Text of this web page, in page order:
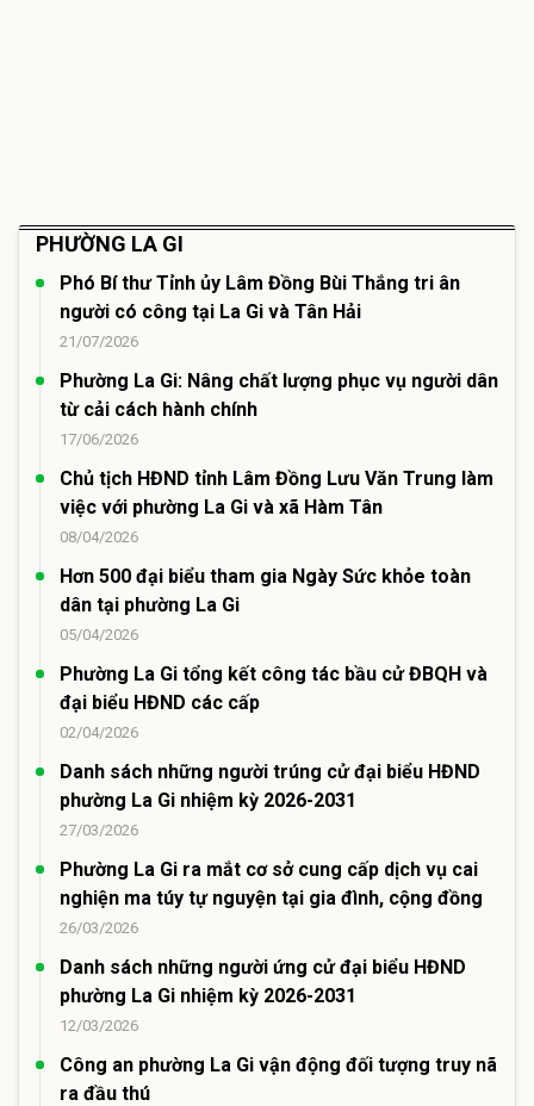
PHƯỜNG LA GI
Phó Bí thư Tỉnh ủy Lâm Đồng Bùi Thắng tri ân
người có công tại La Gi và Tân Hải
21/07/2026
Phường La Gi: Nâng chất lượng phục vụ người dân
từ cải cách hành chính
17/06/2026
Chủ tịch HĐND tỉnh Lâm Đồng Lưu Văn Trung làm
việc với phường La Gi và xã Hàm Tân
08/04/2026
Hơn 500 đại biểu tham gia Ngày Sức khỏe toàn
dân tại phường La Gi
05/04/2026
Phường La Gi tổng kết công tác bầu cử ĐBQH và
đại biểu HĐND các cấp
02/04/2026
Danh sách những người trúng cử đại biểu HĐND
phường La Gi nhiệm kỳ 2026-2031
27/03/2026
Phường La Gi ra mắt cơ sở cung cấp dịch vụ cai
nghiện ma túy tự nguyện tại gia đình, cộng đồng
26/03/2026
Danh sách những người ứng cử đại biểu HĐND
phường La Gi nhiệm kỳ 2026-2031
12/03/2026
Công an phường La Gi vận động đối tượng truy nã
ra đầu thú